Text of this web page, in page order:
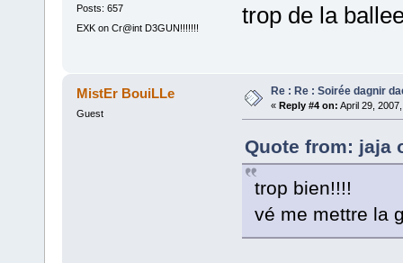
Posts: 657
EXK on Cr@int D3GUN!!!!!!!
trop de la
MistEr BouiLLe
Guest
Re : Re : Soirée dagnir
« Reply #4 on: April 29,
Quote from: jaja
trop bien!!!!
vé me mettre la